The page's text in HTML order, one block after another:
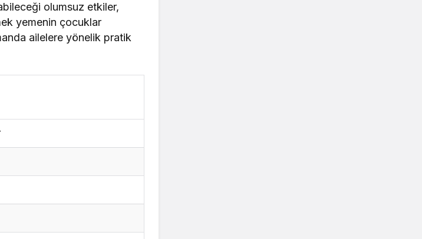
olumsuz etkiler,
yemenin çocuklar
ailelere yönelik pratik